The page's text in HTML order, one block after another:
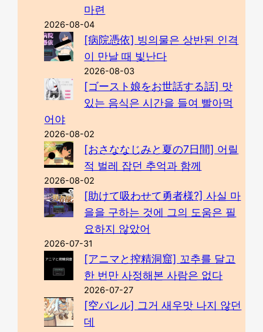
마련
2026-08-04
[病院憑依] 빙의물은 상반된 인격
이 만날 때 빛난다
2026-08-03
[ゴースト娘をお世話する話] 맛
있는 음식은 시간을 들여 빨아먹
어야
2026-08-02
[おさななじみと夏の7日間] 어릴
적 벌레 잡던 추억과 함께
2026-08-02
[助けて吸わせて勇者様?] 사실 마
을을 구하는 것에 그의 도움은 필
요하지 않았어
2026-07-31
[アニマと搾精洞窟] 꼬추를 달고
한 번만 사정해본 사람은 없다
2026-07-27
[空バレル] 그거 새우맛 나지 않던
데